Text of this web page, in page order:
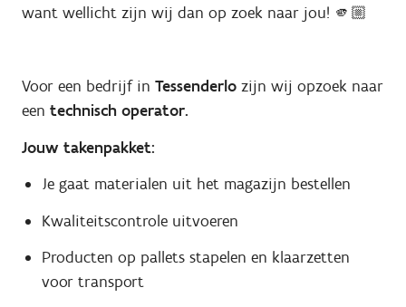
want wellicht zijn wij dan op zoek naar jou! 🫵🏼
Voor een bedrijf in Tessenderlo zijn wij opzoek naar
een technisch operator.
Jouw takenpakket:
Je gaat materialen uit het magazijn bestellen
Kwaliteitscontrole uitvoeren
Producten op pallets stapelen en klaarzetten
voor transport